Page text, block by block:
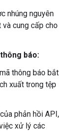
nhúng nguyên
cung cấp cho
báo:
thông báo bắt
xuất trong tệp
của phản hồi API,
xử lý các